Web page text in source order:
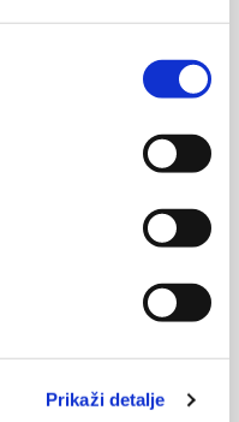
Prikaži detalje